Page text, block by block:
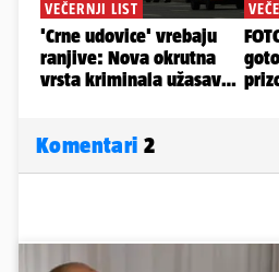
Komentari 2